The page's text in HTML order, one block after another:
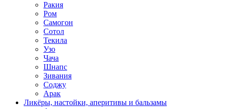
Ракия
Ром
Самогон
Сотол
Текила
Узо
Чача
Шнапс
Зивания
Соджу
Арак
Ликёры, настойки, аперитивы и бальзамы